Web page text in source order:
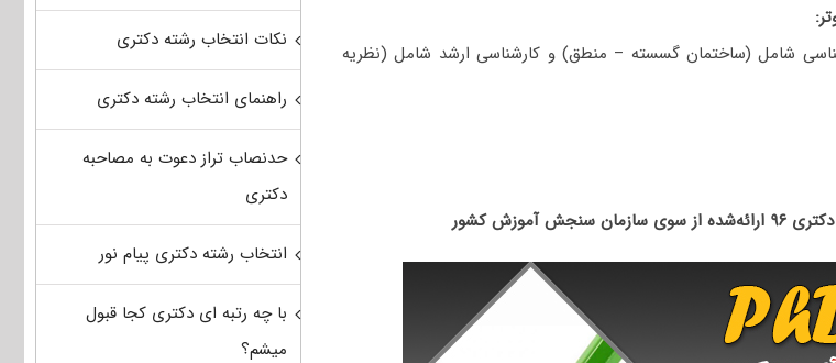
شامل (ساختمان گسسته – منطق) و کارشناسی ارشد شامل (نظریه
آموزش کشور
نکات انتخاب رشته دکتری
راهنمای انتخاب رشته دکتری
حدنصاب تراز دعوت به مصاحبه
دکتری
انتخاب رشته دکتری پیام نور
با چه رتبه ای دکتری کجا قبول
میشم؟